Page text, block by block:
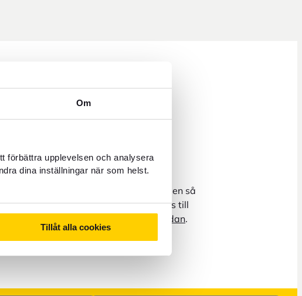
Om
förbättra upplevelsen och analysera
dina inställningar när som helst.
Tillåt alla cookies
vardagar 8–17
runt
maila oss, tänk då på att vissa ärenden så
flyg och reseupplevelser behöver tas till
mer information på
kundservicesidan.